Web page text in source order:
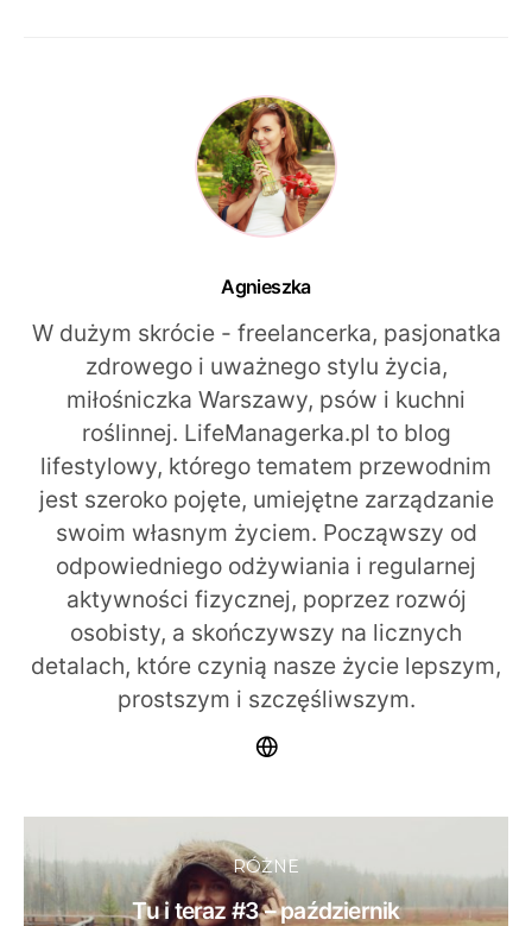
Agnieszka
W dużym skrócie - freelancerka, pasjonatka
zdrowego i uważnego stylu życia,
miłośniczka Warszawy, psów i kuchni
roślinnej. LifeManagerka.pl to blog
lifestylowy, którego tematem przewodnim
jest szeroko pojęte, umiejętne zarządzanie
swoim własnym życiem. Począwszy od
odpowiedniego odżywiania i regularnej
aktywności fizycznej, poprzez rozwój
osobisty, a skończywszy na licznych
detalach, które czynią nasze życie lepszym,
prostszym i szczęśliwszym.
RÓŻNE
Tu i teraz #3 – październik